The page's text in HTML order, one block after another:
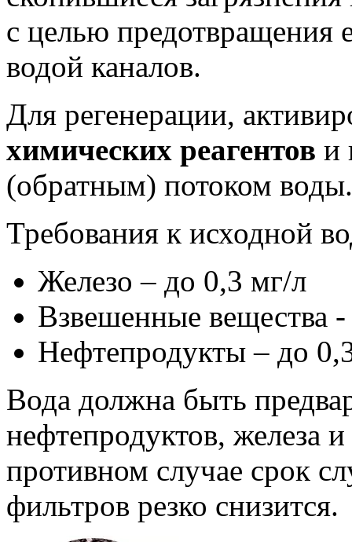
с целью предотвращения
водой каналов.
Для регенерации,
химических реагентов и
(обратным) потоком воды.
Требования к исходной
Железо – до 0,3 мг/л
Взвешенные вещества
Нефтепродукты – до
Вода должна быть
нефтепродуктов, железа
противном случае срок
фильтров резко снизится.